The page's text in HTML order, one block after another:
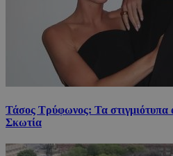
Τάσος Τρύφωνος: Τα στιγμιότυπα
Σκωτία